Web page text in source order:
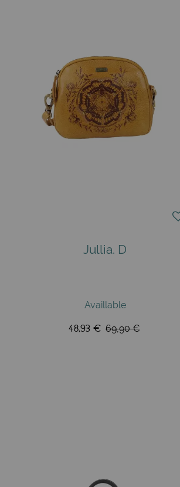
Jullia. D
Availlable
48,93 € 69,90 €